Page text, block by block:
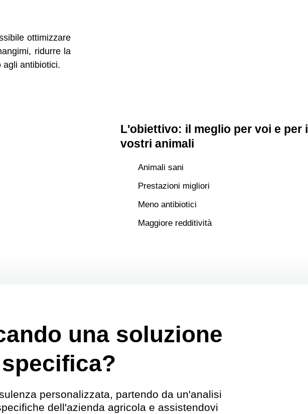
ottimizzare
ridurre la
agli antibiotici.
Scoprite come
Le soluzioni
L'obiettivo: il meglio per voi e per i
vostri animali
Animali sani
Prestazioni migliori
Meno antibiotici
Maggiore redditività
una soluzione
specifica?
personalizzata, partendo da un'analisi
dell'azienda agricola e assistendovi